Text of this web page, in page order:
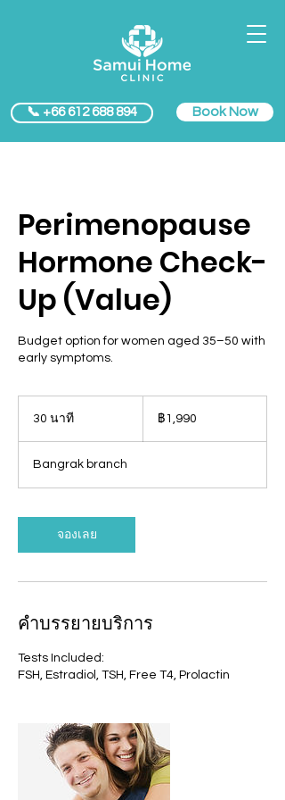
📞 +66 612 688 894 Book Now
Perimenopause
Hormone Check-
Up (Value)
Budget option for women aged 35–50 with
early symptoms.
30 นาที
า
ที
บาท฿1,990
Bangrak branch
จองเลย
คำบรรยายบริการ
Tests Included:
FSH, Estradiol, TSH, Free T4, Prolactin